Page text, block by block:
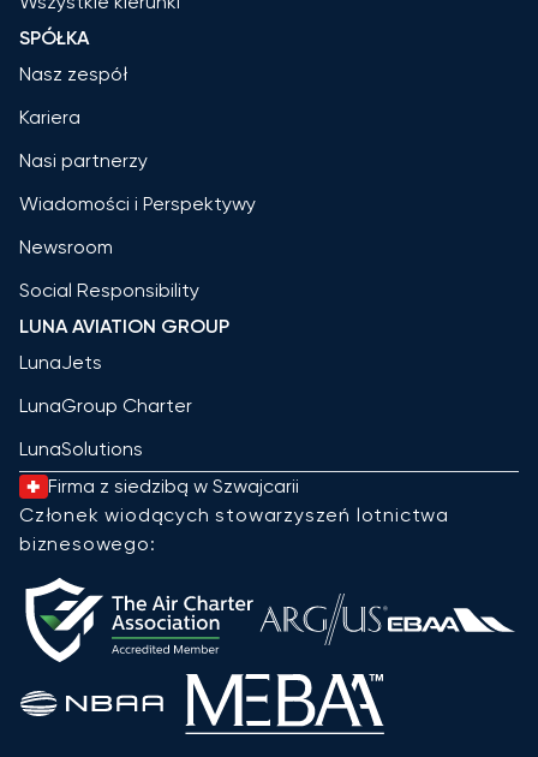
SPÓŁKA
Nasz zespół
Kariera
Nasi partnerzy
Wiadomości i Perspektywy
Newsroom
Social Responsibility
LUNA AVIATION GROUP
LunaJets
LunaGroup Charter
LunaSolutions
Firma z siedzibą w Szwajcarii
Członek wiodących stowarzyszeń lotnictwa
biznesowego: